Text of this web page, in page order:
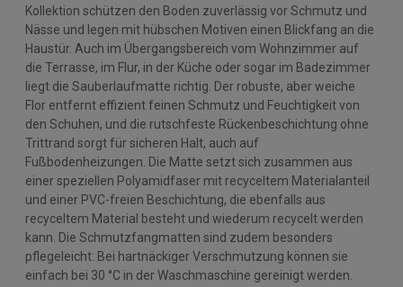
Kollektion schützen den Boden zuverlässig vor Schmutz und
Nässe und legen mit hübschen Motiven einen Blickfang an die
Haustür. Auch im Übergangsbereich vom Wohnzimmer auf
die Terrasse, im Flur, in der Küche oder sogar im Badezimmer
liegt die Sauberlaufmatte richtig. Der robuste, aber weiche
Flor entfernt effizient feinen Schmutz und Feuchtigkeit von
den Schuhen, und die rutschfeste Rückenbeschichtung ohne
Trittrand sorgt für sicheren Halt, auch auf
Fußbodenheizungen. Die Matte setzt sich zusammen aus
einer speziellen Polyamidfaser mit recyceltem Materialanteil
und einer PVC-freien Beschichtung, die ebenfalls aus
recyceltem Material besteht und wiederum recycelt werden
kann. Die Schmutzfangmatten sind zudem besonders
pflegeleicht: Bei hartnäckiger Verschmutzung können sie
einfach bei 30 °C in der Waschmaschine gereinigt werden.